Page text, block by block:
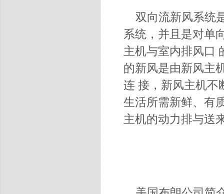
双向流新风系统
系统，并且是对单
主机与室内排风口
的新风是由新风主
连 接，新风主机不
生活所需新鲜、有
主机的动力排与送